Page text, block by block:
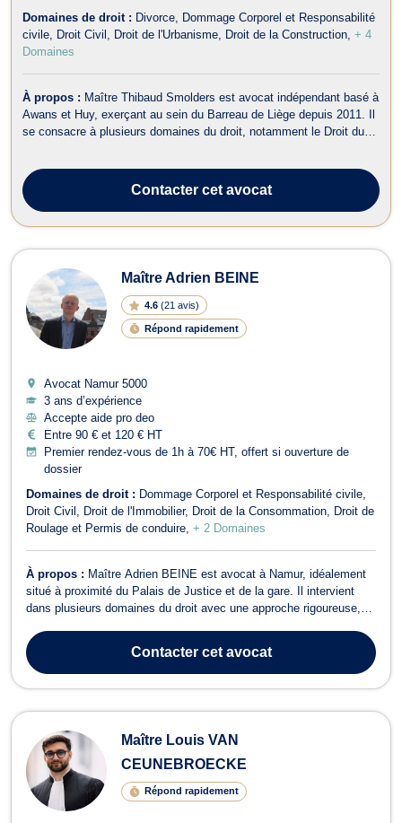
Domaines de droit : Divorce
Dommage Corporel et Responsabilité
civile
Droit Civil Droit de l'Urbanisme Droit de la Construction + 4
Domaines
À propos : Maître Thibaud Smolders est avocat indépendant basé à
Awans et Huy, exerçant au sein du Barreau de Liège depuis 2011. Il
se consacre à plusieurs domaines du droit, notamment le Droit du
Successio...
Contactercet avocat
Maître Adrien BEINE
4.6 (21 avis)
Répond rapidement
Avocat Namur 5000
3 ans d’expérience
Accepte aide pro deo
Entre 90 € et 120 € HT
Premier rendez-vous de 1h à 70€ HT, offert si ouverture de
dossier
Domaines de droit : Dommage Corporel et Responsabilité civile
Droit Civil
Droit de l'Immobilier Droit de la Consommation
Droit de
Roulage et Permis de conduire + 2 Domaines
À propos : Maître Adrien BEINE est avocat à Namur, idéalement
situé à proximité du Palais de Justice et de la gare. Il intervient
dans plusieurs domaines du droit avec une approche rigoureuse,
assurances, il analyse et conteste les décisions d’assureurs et
prend en charge ...
Contactercet avocat
Maître Louis VAN
CEUNEBROECKE
Répond rapidement